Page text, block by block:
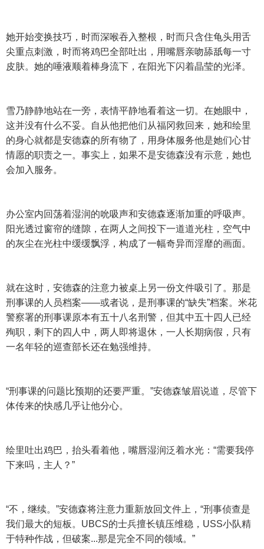
她开始变换技巧，时而深喉吞入整根，时而只含住龟头用舌
尖重点刺激，时而将鸡巴全部吐出，用嘴唇亲吻舔舐每一寸
皮肤。她的唾液顺着棒身流下，在阳光下闪着晶莹的光泽。
雪乃静静地站在一旁，表情平静地看着这一切。在她眼中，
这并没有什么不妥。自从他把他们从福冈救回来，她和绘里
的身心就都是安德森的所有物了，用身体服务他是她们心甘
情愿的职责之一。事实上，如果不是安德森没有示意，她也
会加入服务。
办公室内回荡着湿润的吮吸声和安德森逐渐加重的呼吸声。
阳光透过窗帘的缝隙，在两人之间投下一道道光柱，空气中
的灰尘在光柱中缓缓飘浮，构成了一幅奇异而淫靡的画面。
就在这时，安德森的注意力被桌上另一份文件吸引了。那是
刑事课的人员档案——或者说，是刑事课的“缺失”档案。米花
警察署的刑事课原本有五十八名刑警，但其中五十四人已经
殉职，剩下的四人中，两人即将退休，一人长期病假，只有
一名年轻的巡查部长还在勉强维持。
“刑事课的问题比预期的还要严重。”安德森皱眉说道，尽管下
体传来的快感几乎让他分心。
绘里吐出鸡巴，抬头看着他，嘴唇湿润泛着水光：“需要我停
下来吗，主人？”
“不，继续。”安德森将注意力重新放回文件上，“刑事侦查是
我们最大的短板。UBCS的士兵擅长镇压维稳，USS小队精
于特种作战，但破案...那是完全不同的领域。”